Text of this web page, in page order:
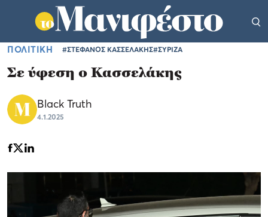
ΠΟΛΙΤΙΚΗ #ΣΤΕΦΑΝΟΣ ΚΑΣΣΕΛΑΚΗΣ#ΣΥΡΙΖΑ
Σε ύφεση ο Κασσελάκης
Black Truth
4.1.2025